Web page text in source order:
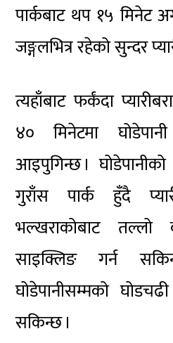
पार्कबाट थप १५ मिनेट
जङ्गलभित्र रहेको सुन्दर
त्यहाँबाट फर्कंदा
४० मिनेटमा
आइपुगिन्छ ।
गुराँस पार्क हुँदै
भल्खराकोबाट तल्लो
साइक्लिङ गर्न
घोडेपानीसम्मको
सकिन्छ ।